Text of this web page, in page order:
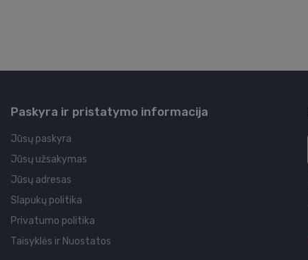
Paskyra ir pristatymo informacija
Jūsų paskyra
Jūsų užsakymas
Jūsų adresas
Slapukų politika
Privatumo politika
Taisyklės ir Nuostatos